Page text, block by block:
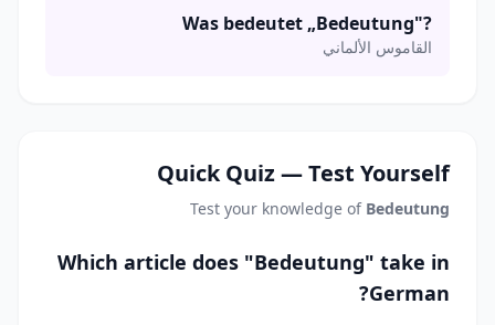
Was bedeutet „Bedeutung"?
القاموس الألماني
Quick Quiz — Test Yourself
Test your knowledge of Bedeutung
Which article does "Bedeutung" take in
German?